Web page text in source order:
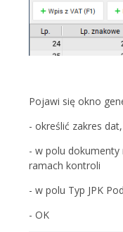
Pojawi się okno
- określić zakres dat,
- w polu dokumenty
ramach kontroli
- w polu Typ JPK
- OK